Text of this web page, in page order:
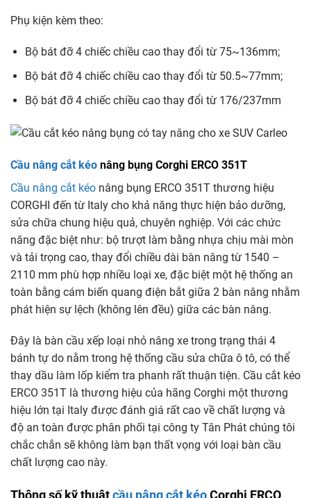
Phụ kiện kèm theo:
Bộ bát đỡ 4 chiếc chiều cao thay đổi từ 75~136mm;
Bộ bát đỡ 4 chiếc chiều cao thay đổi từ 50.5~77mm;
Bộ bát đỡ 4 chiếc chiều cao thay đổi từ 176/237mm
Cầu nâng cắt kéo nâng bụng Corghi ERCO 351T
Cầu nâng cắt kéo nâng bụng ERCO 351T thương hiệu
CORGHI đến từ Italy cho khả năng thực hiện bảo dưỡng,
sửa chữa chung hiệu quả, chuyên nghiệp. Với các chức
năng đặc biệt như: bộ trượt làm bằng nhựa chịu mài mòn
và tải trọng cao, thay đổi chiều dài bàn nâng từ 1540 –
2110 mm phù hợp nhiều loại xe, đặc biệt một hệ thống an
toàn bằng cám biến quang điện bắt giữa 2 bàn nâng nhằm
phát hiện sự lệch (không lên đều) giữa các bàn nâng.
Đây là bàn cầu xếp loại nhỏ nâng xe trong trạng thái 4
bánh tự do nằm trong hệ thống cầu sửa chữa ô tô, có thể
thay dầu làm lốp kiểm tra phanh rất thuận tiện. Cầu cắt kéo
ERCO 351T là thương hiệu của hãng Corghi một thương
hiệu lớn tại Italy được đánh giá rất cao về chất lượng và
độ an toàn được phân phối tại công ty Tân Phát chúng tôi
chắc chắn sẽ không làm bạn thất vọng với loại bàn cầu
chất lượng cao này.
Thông số kỹ thuậtcầu nâng cắt kéoCorghi ERCO